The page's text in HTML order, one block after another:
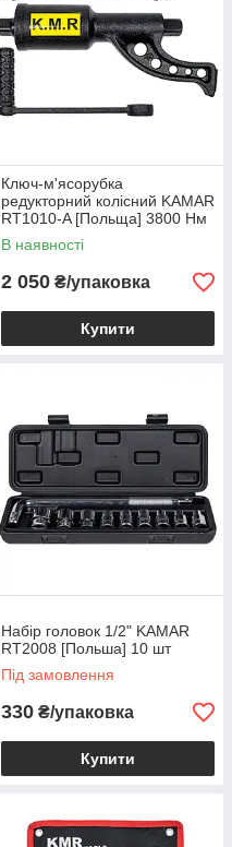
Ключ-м'ясорубка
редукторний колісний KAMAR
RT1010-A [Польща] 3800 Нм
32-33 мм
В наявності
2 050 ₴/упаковка
Купити
Набір головок 1/2" KAMAR
RT2008 [Польша] 10 шт
Під замовлення
330 ₴/упаковка
Купити